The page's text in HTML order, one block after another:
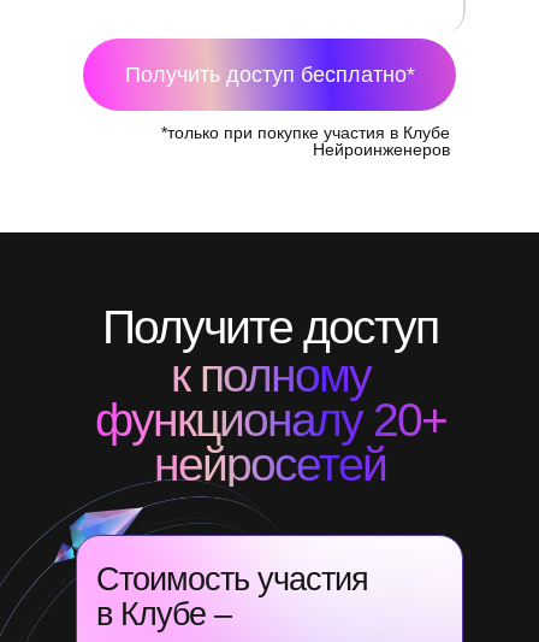
Получить доступ бесплатно*
*только при покупке участия в Клубе
Нейроинженеров
Получите доступ
к полному
функционалу 20+
нейросетей
Стоимость участия
в Клубе –